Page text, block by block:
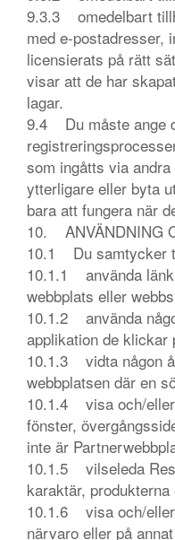
9.3.3 omedelbart
med e-postadresser,
licensierats på rätt
visar att de har
lagar.
9.4 Du måste ange
som ingåtts via
ytterligare eller byta
bara att fungera när
10. ANVÄNDNING
10.1 Du samtycker
10.1.1 använda
webbplats eller
10.1.2 använda
applikation de klickar
10.1.3 vidta någon
webbplatsen där en
10.1.4 visa och/eller
fönster,
inte är
10.1.5 vilseleda
karaktär,
10.1.6 visa och/eller
närvaro eller på